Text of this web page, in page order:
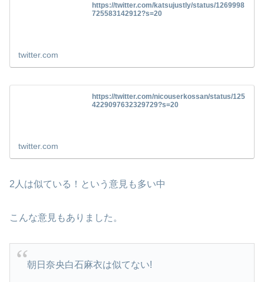
https://twitter.com/katsujustly/status/1269998
725583142912?s=20
twitter.com
https://twitter.com/nicouserkossan/status/125
4229097632329729?s=20
twitter.com
2人は似ている！という意見も多い中
こんな意見もありました。
朝日奈央白石麻衣は似てない!